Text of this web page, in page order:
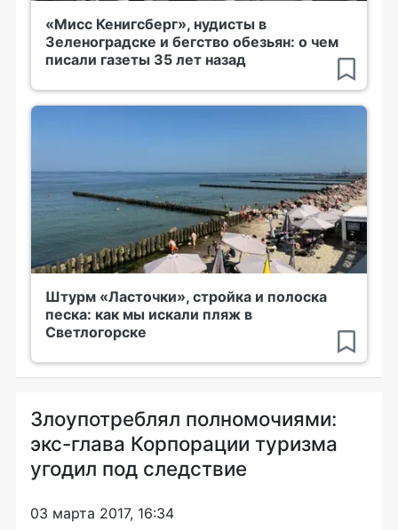
«Мисс Кенигсберг», нудисты в
Зеленоградске и бегство обезьян: о чем
писали газеты 35 лет назад
Штурм «Ласточки», стройка и полоска
песка: как мы искали пляж в
Светлогорске
Злоупотреблял полномочиями:
экс-глава Корпорации туризма
угодил под следствие
03 марта 2017, 16:34